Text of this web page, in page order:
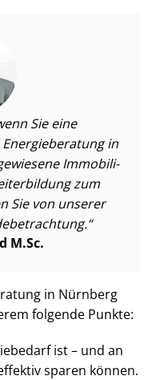
Sie eine
in
Im­mo­bi­li­
zum
Sie von unserer
M.Sc.
in Nürnberg
folgende Punkte:
ist – und an
sparen können.